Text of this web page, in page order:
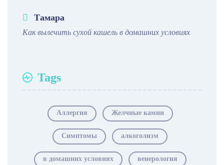
Тамара
Как вылечить сухой кашель в домашних условиях
Tags
Аллергия Желчные камни
Симптомы алкоголизм
в домашних условиях венерология